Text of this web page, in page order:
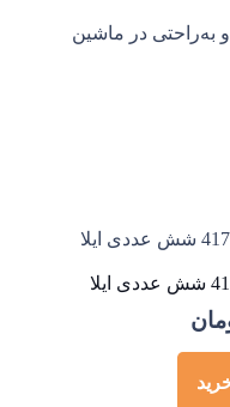
به‌راحتی در ماشین